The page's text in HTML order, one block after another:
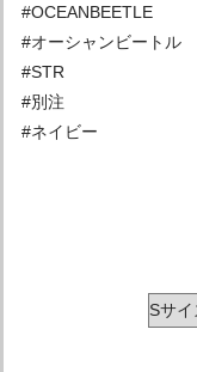
#OCEANBEETLE
#オーシャンビートル
#STR
#別注
#ネイビー